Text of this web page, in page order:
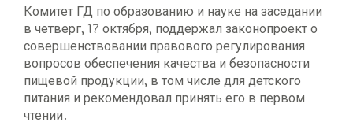
Комитет ГД по образованию и науке на заседании
в четверг, 17 октября, поддержал законопроект о
совершенствовании правового регулирования
вопросов обеспечения качества и безопасности
пищевой продукции, в том числе для детского
питания и рекомендовал принять его в первом
чтении.